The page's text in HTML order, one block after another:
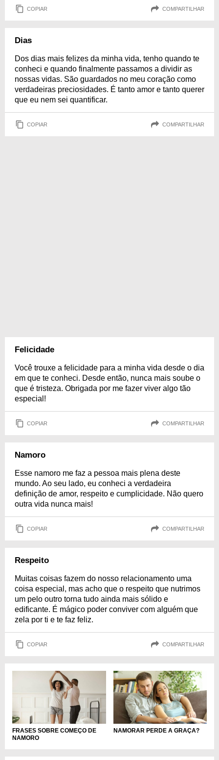
COPIAR COMPARTILHAR
Dias
Dos dias mais felizes da minha vida, tenho quando te
conheci e quando finalmente passamos a dividir as
nossas vidas. São guardados no meu coração como
verdadeiras preciosidades. É tanto amor e tanto querer
que eu nem sei quantificar.
COPIAR COMPARTILHAR
Felicidade
Você trouxe a felicidade para a minha vida desde o dia
em que te conheci. Desde então, nunca mais soube o
que é tristeza. Obrigada por me fazer viver algo tão
especial!
COPIAR COMPARTILHAR
Namoro
Esse namoro me faz a pessoa mais plena deste
mundo. Ao seu lado, eu conheci a verdadeira
definição de amor, respeito e cumplicidade. Não quero
outra vida nunca mais!
COPIAR COMPARTILHAR
Respeito
Muitas coisas fazem do nosso relacionamento uma
coisa especial, mas acho que o respeito que nutrimos
um pelo outro torna tudo ainda mais sólido e
edificante. É mágico poder conviver com alguém que
zela por ti e te faz feliz.
COPIAR COMPARTILHAR
FRASES SOBRE COMEÇO DE
NAMORO
NAMORAR PERDE A GRAÇA?